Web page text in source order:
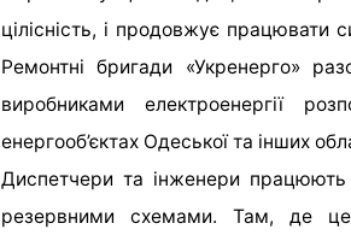
цілісність, і продовжує працювати
Ремонтні бригади «Укренерго»
виробниками електроенергії
енергооб’єктах Одеської та інших
Диспетчери та інженери
резервними схемами. Там, де